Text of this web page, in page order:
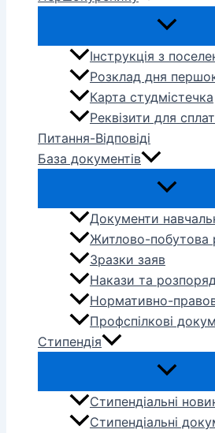
Інструкція з
Розклад дня
Карта студмістечка
Реквізити для
Питання-Відповіді
База документів
Документи
Житлово-побутова
Зразки заяв
Накази та
Нормативно-
Профспілкові
Стипендія
Стипендіальні
Стипендіальні